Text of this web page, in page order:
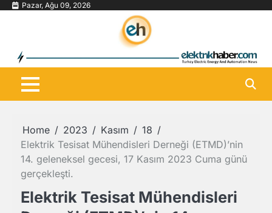
Skip Pazar, Ağu 09, 2026
Home 2023 Kasım
18
Elektrik Tesisat Mühendisleri Derneği (ETMD)’nin
14. geleneksel gecesi, 17 Kasım 2023 Cuma günü
gerçekleşti.
Elektrik Tesisat Mühendisleri